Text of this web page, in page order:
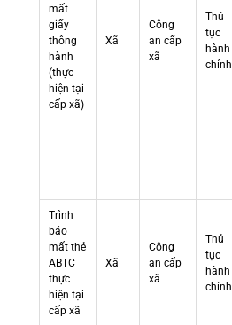
mất
giấy
thông
hành
(thực
hiện tại
cấp xã)
Xã
Công
an cấp
xã
Thủ
tục
hành
chính
Trình
báo
mất thẻ
ABTC
thực
hiện tại
cấp xã
Xã
Công
an cấp
xã
Thủ
tục
hành
chính